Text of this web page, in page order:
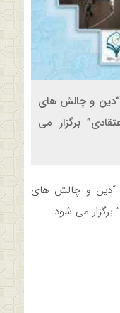
و چالش های
برگزار می
و چالش های
برگزار می شود.